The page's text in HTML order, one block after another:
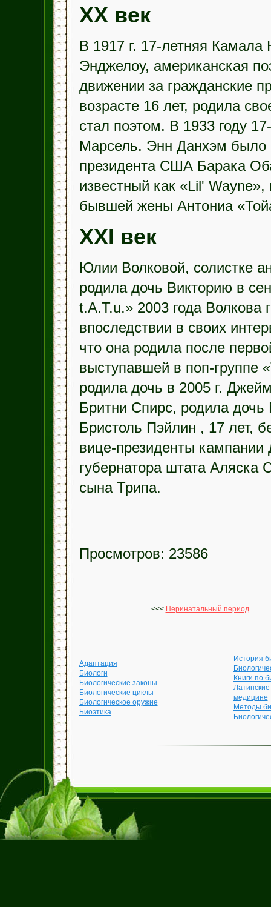
XX век
В 1917 г. 17-летняя
Энджелоу, американская
движении за гражданские
возрасте 16 лет, родила
стал поэтом. В 1933 году
Марсель. Энн Данхэм было
президента США Барака
известный как «Lil'
бывшей жены Антониа
XXI век
Юлии Волковой, солистке
родила дочь Викторию в
t.A.T.u.» 2003 года Волкова
впоследствии в своих
что она родила после
выступавшей в поп-группе
родила дочь в 2005 г.
Бритни Спирс, родила дочь
Бристоль Пэйлин , 17 лет,
вице-президенты
губернатора штата Аляска
сына Трипа.
Просмотров: 23586
<<< Перинатальный период
Адаптация
Биологи
Биологические законы
Биологические циклы
Биологическое оружие
Биоэтика
История
Книги по
медицине
Методы